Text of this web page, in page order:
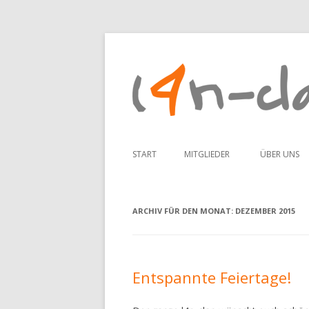
START MITGLIEDER
ANNE
ÜBER UNS
ARCHIV FÜR DEN MONAT: DEZEMBER 2015
Entspannte Feiertage!